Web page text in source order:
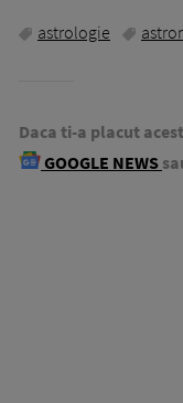
astrologie
Daca ti-a placut
GOOGLE NEWS